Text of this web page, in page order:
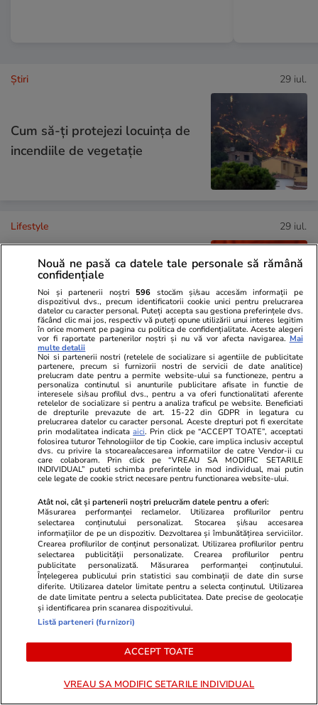
Ştiri 29 iul.
Cum să-ți protejezi locuința de
incendiile de vegetație
Lifestyle 29 iul.
De ce să nu arunci semințele de
la pepenele roșu – ce beneficii
Lifestyle 15 iul.
Ce este colostrul și la ce ajută
Lifestyle 08 iul.
De ce gheața plutește pe apă
Primarul unei comune din Alba
Nouă ne pasă ca datele tale personale să rămână
confidențiale
Noi și partenerii noștri 596 stocăm și/sau accesăm informații pe
dispozitivul dvs., precum identificatorii cookie unici pentru prelucrarea
datelor cu caracter personal. Puteți accepta sau gestiona preferințele dvs.
făcând clic mai jos, respectiv vă puteți opune utilizării unui interes legitim
în orice moment pe pagina cu politica de confidențialitate. Aceste alegeri
vor fi raportate partenerilor noștri și nu vă vor afecta navigarea. Mai
multe detalii
Noi si partenerii nostri (retelele de socializare si agentiile de publicitate
partenere, precum si furnizorii nostri de servicii de date analitice)
prelucram date pentru a permite website-ului sa functioneze, pentru a
personaliza continutul si anunturile publicitare afisate in functie de
interesele si/sau profilul dvs., pentru a va oferi functionalitati aferente
retelelor de socializare si pentru a analiza traficul pe website. Beneficiati
de drepturile prevazute de art. 15-22 din GDPR in legatura cu
prelucrarea datelor cu caracter personal. Aceste drepturi pot fi exercitate
prin modalitatea indicataaici. Prin click pe “ACCEPT TOATE”, acceptati
folosirea tuturor Tehnologiilor de tip Cookie, care implica inclusiv acceptul
dvs. cu privire la stocarea/accesarea informatiilor de catre Vendor-ii cu
care colaboram. Prin click pe “VREAU SA MODIFIC SETARILE
INDIVIDUAL” puteti schimba preferintele in mod individual, mai putin
cele legate de cookie strict necesare pentru functionarea website-ului.
Atât noi, cât și partenerii noștri prelucrăm datele pentru a oferi:
Măsurarea performanței reclamelor. Utilizarea profilurilor pentru
selectarea conținutului personalizat. Stocarea și/sau accesarea
informațiilor de pe un dispozitiv. Dezvoltarea și îmbunătățirea serviciilor.
Crearea profilurilor de conținut personalizat. Utilizarea profilurilor pentru
selectarea publicității personalizate. Crearea profilurilor pentru
publicitate personalizată. Măsurarea performanței conținutului.
Înțelegerea publicului prin statistici sau combinații de date din surse
diferite. Utilizarea datelor limitate pentru a selecta conținutul. Utilizarea
de date limitate pentru a selecta publicitatea. Date precise de geolocație
și identificarea prin scanarea dispozitivului.
Listă parteneri (furnizori)
ACCEPT TOATE
VREAU SA MODIFIC SETARILE INDIVIDUAL